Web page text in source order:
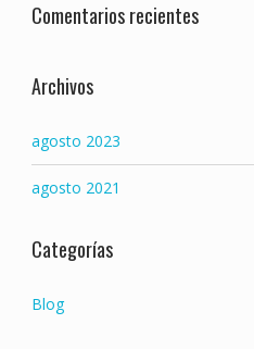
Comentarios recientes
Archivos
agosto 2023
agosto 2021
Categorías
Blog